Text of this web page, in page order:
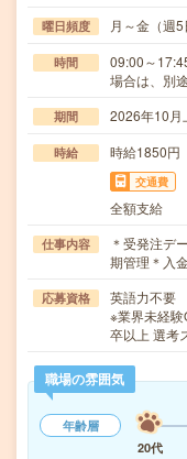
曜日頻度 月～金（週
時間
09:00～
場合は、別
期間 2026年10
時給 時給1850円
交通費
全額支給
仕事内容
＊受発注デ
期管理＊入
応募資格
英語力不要
※業界未経
卒以上 選考
職場の雰囲気
年齢層
20代